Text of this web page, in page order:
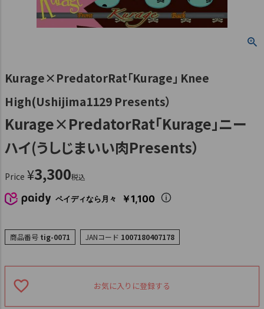
Kurage×PredatorRat「Kurage」 Knee
High(Ushijima1129 Presents）
Kurage×PredatorRat「Kurage」ニー
ハイ(うしじまいい肉Presents）
Price ¥3,300税込
ペイディなら月々 ￥1,100
商品番号 tig-0071 JANコード 1007180407178
お気に入りに登録する